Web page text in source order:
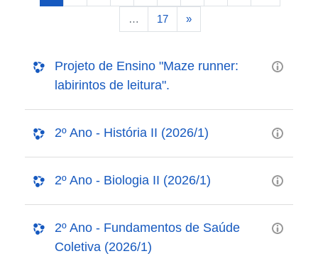
… 17 »Próxima página
Projeto de Ensino "Maze runner:
labirintos de leitura".
2º Ano - História II (2026/1)
2º Ano - Biologia II (2026/1)
2º Ano - Fundamentos de Saúde
Coletiva (2026/1)